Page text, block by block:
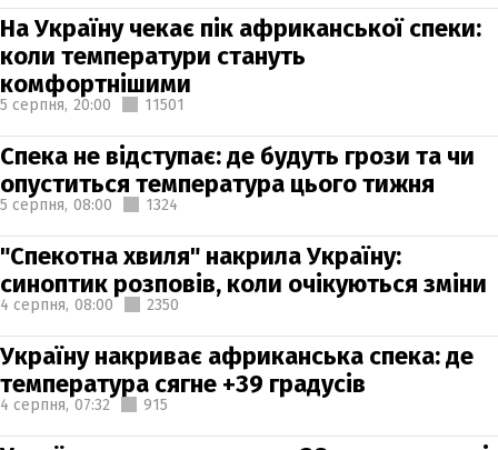
На Україну чекає пік африканської спеки:
коли температури стануть
комфортнішими
5 серпня, 20:00 11501
Спека не відступає: де будуть грози та чи
опуститься температура цього тижня
5 серпня, 08:00 1324
"Спекотна хвиля" накрила Україну:
синоптик розповів, коли очікуються зміни
4 серпня, 08:00 2350
Україну накриває африканська спека: де
температура сягне +39 градусів
4 серпня, 07:32 915